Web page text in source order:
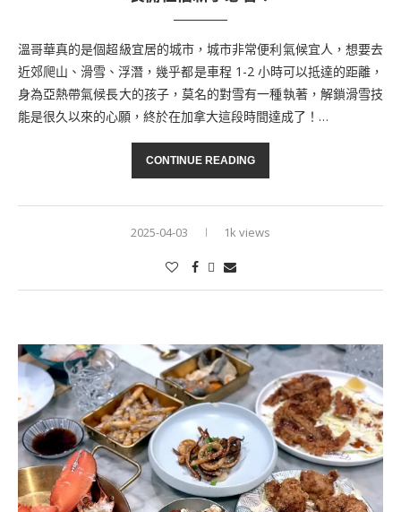
溫哥華真的是個超級宜居的城市，城市非常便利氣候宜人，想要去
近郊爬山、滑雪、浮潛，幾乎都是車程 1-2 小時可以抵達的距離，
身為亞熱帶氣候長大的孩子，莫名的對雪有一種執著，解鎖滑雪技
能是很久以來的心願，終於在加拿大這段時間達成了！…
CONTINUE READING
2025-04-03 1k views